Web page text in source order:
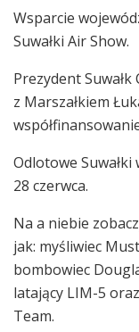
Wsparcie
Suwałki Air Show.
Prezydent Suwałk
z Marszałkiem
Odlotowe
28 czerwca.
Na a niebie
jak: myśliwiec
bombowiec
latający LIM-5
Team.